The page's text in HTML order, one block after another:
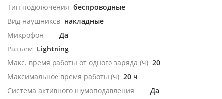
Тип подключения беспроводные
Вид наушников накладные
Микрофон
Да
Разъем Lightning
Макс. время работы от одного заряда (ч) 20
Максимальное время работы (ч) 20 ч
Система активного шумоподавления
Да